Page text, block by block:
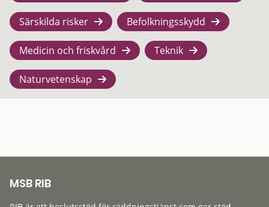
Särskilda risker Befolkningsskydd
Medicin och friskvård Teknik
Naturvetenskap
MSB RIB